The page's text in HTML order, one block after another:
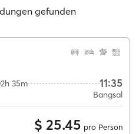
gefunden
2h 35m 11:35
Bangsal
$ 25.45 pro Person